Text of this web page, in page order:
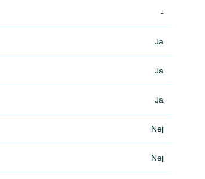
-
Ja
Ja
Ja
Nej
Nej